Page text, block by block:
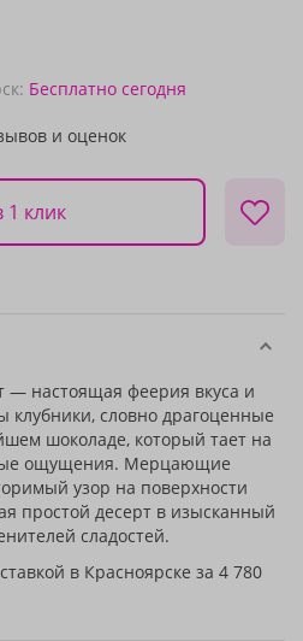
Бесплатно сегодня
и оценок
1 клик
— настоящая феерия вкуса и
клубники, словно драгоценные
шоколаде, который тает на
ощущения. Мерцающие
узор на поверхности
простой десерт в изысканный
сладостей.
в Красноярске за 4 780